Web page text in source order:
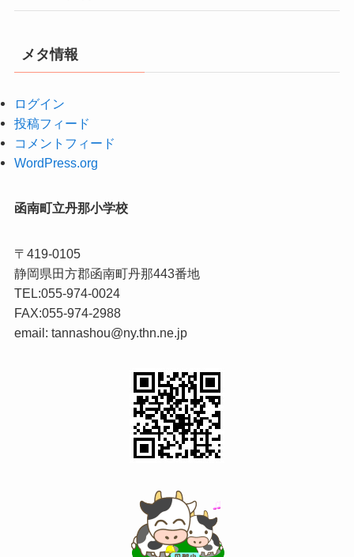
メタ情報
ログイン
投稿フィード
コメントフィード
WordPress.org
函南町立丹那小学校
〒419-0105
静岡県田方郡函南町丹那443番地
TEL:055-974-0024
FAX:055-974-2988
email: tannashou@ny.thn.ne.jp